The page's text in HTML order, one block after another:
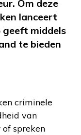
Om deze
lanceert
geeft middels
te bieden
criminele
van
of spreken